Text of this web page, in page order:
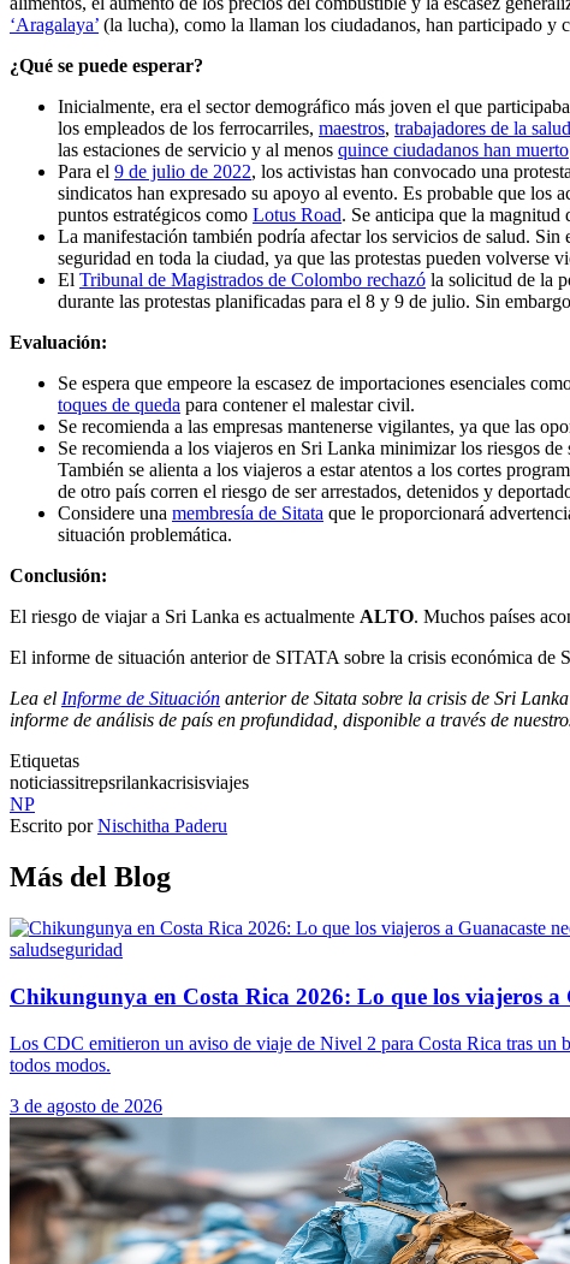
‘Aragalaya’ (la lucha), como la llaman los ciudadanos, han participado y
¿Qué se puede esperar?
Inicialmente, era el sector demográfico más joven el que
los empleados de los ferrocarriles, maestros, trabajadores de la salud
las estaciones de servicio y al menos quince ciudadanos han muerto
Para el 9 de julio de 2022, los activistas han convocado una
sindicatos han expresado su apoyo al evento. Es probable que
puntos estratégicos como Lotus Road. Se anticipa que la magnitud
La manifestación también podría afectar los servicios de salud. Sin
seguridad en toda la ciudad, ya que las protestas pueden volverse
El Tribunal de Magistrados de Colombo rechazó la solicitud de la
durante las protestas planificadas para el 8 y 9 de julio. Sin
Evaluación:
Se espera que empeore la escasez de importaciones esenciales
toques de queda para contener el malestar civil.
Se recomienda a las empresas mantenerse vigilantes, ya que las
Se recomienda a los viajeros en Sri Lanka minimizar los riesgos
También se alienta a los viajeros a estar atentos a los cortes
de otro país corren el riesgo de ser arrestados, detenidos y
Considere una membresía de Sitata que le proporcionará
situación problemática.
Conclusión:
El riesgo de viajar a Sri Lanka es actualmente ALTO. Muchos países
El informe de situación anterior de SITATA sobre la crisis económica
Lea el Informe de Situación anterior de Sitata sobre la crisis de Sri
informe de análisis de país en profundidad, disponible a través de
Etiquetas
noticiassitrepsrilankacrisisviajes
NP
Escrito por Nischitha Paderu
Más del Blog
saludseguridad
Chikungunya en Costa Rica 2026: Lo que los viajeros a
Los CDC emitieron un aviso de viaje de Nivel 2 para Costa Rica tras un
todos modos.
3 de agosto de 2026